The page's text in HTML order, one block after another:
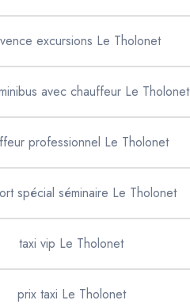
excursions Le Tholonet
avec chauffeur Le Tholonet
professionnel Le Tholonet
spécial séminaire Le Tholonet
taxi vip Le Tholonet
prix taxi Le Tholonet